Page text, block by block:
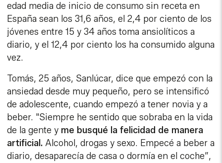
edad media de inicio de consumo sin receta en
España sean los 31,6 años, el 2,4 por ciento de los
jóvenes entre 15 y 34 años toma ansiolíticos a
diario, y el 12,4 por ciento los ha consumido alguna
vez.
Tomás, 25 años, Sanlúcar, dice que empezó con la
ansiedad desde muy pequeño, pero se intensificó
de adolescente, cuando empezó a tener novia y a
beber. "Siempre he sentido que sobraba en la vida
de la gente y me busqué la felicidad de manera
artificial. Alcohol, drogas y sexo. Empecé a beber a
diario, desaparecía de casa o dormía en el coche”,